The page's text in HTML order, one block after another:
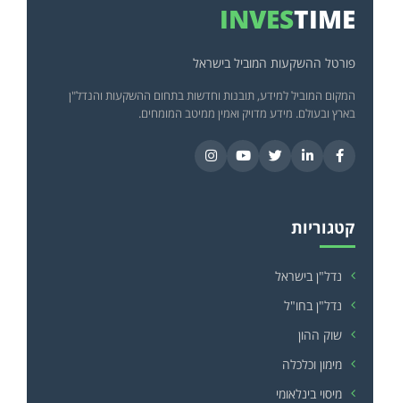
INVESTIME
פורטל ההשקעות המוביל בישראל
המקום המוביל למידע, תובנות וחדשות בתחום ההשקעות והנדל"ן
בארץ ובעולם. מידע מדויק ואמין ממיטב המומחים.
קטגוריות
נדל"ן בישראל
נדל"ן בחו"ל
שוק ההון
מימון וכלכלה
מיסוי בינלאומי